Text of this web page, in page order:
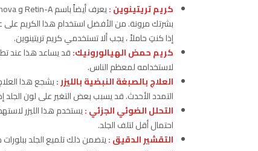
كريم تريتينوين :يعرف أيضاً باسم Retin-A و Renova ، ويعمل هذا عن طريق استعادة
بشرتك مرونة. من الأفضل استخدام هذا الكريم على
إذا كنتِ حاملاً ، يجب ألا تستخدمي كريم تريتينوين.
كريم حمض الهيالورونيك:قد يساعد هذا عند
لاستخدامه لمعظم الناس.
العلاج بالصبغة النبضية بالليزر :يشجع هذا
التمدد الأحدث. قد يسبب بعض التغير على لون
التحلل الضوئي الجزئي :يستخدم هذا الليزر
احتمال أقل لتلف الجلد.
التقشير الدقيق :يتضمن ذلك تلميع الجلد